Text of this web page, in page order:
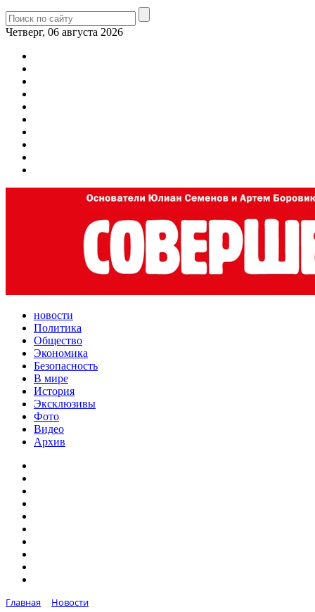
Четверг, 06 августа 2026
новости
Политика
Общество
Экономика
Безопасность
В мире
История
Эксклюзивы
Фото
Видео
Архив
Главная
Новости